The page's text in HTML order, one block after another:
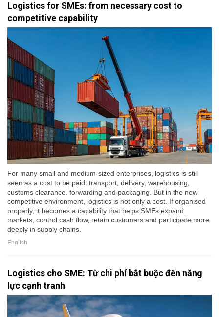
Logistics for SMEs: from necessary cost to
competitive capability
For many small and medium-sized enterprises, logistics is still
seen as a cost to be paid: transport, delivery, warehousing,
customs clearance, forwarding and packaging. But in the new
competitive environment, logistics is not only a cost. If organised
properly, it becomes a capability that helps SMEs expand
markets, control cash flow, retain customers and participate more
deeply in supply chains.
English
Logistics cho SME: Từ chi phí bắt buộc đến năng
lực cạnh tranh